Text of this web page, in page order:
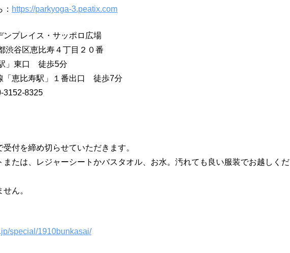
https://parkyoga-3.peatix.com
ンプレイス・サッポロ広場
谷区恵比寿４丁目２０番
」東口 徒歩5分
「恵比寿駅」１番出口 徒歩7分
3152-8325
付を締め切らせていただきます。
または、レジャーシートかバスタオル、お水。汚れても良い服装でお越しくだ
ん。
special/1910bunkasai/